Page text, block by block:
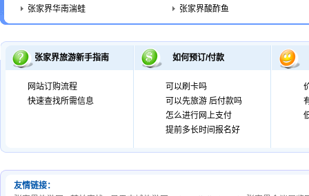
张家界华南湍蛙
张家界酸酢鱼
张家界旅游新手指南
网站订购流程
快速查找所需信息
如何预订/付款
可以刷卡吗
可以先旅游 后付款吗
怎么进行网上支付
提前多长时间报名好
友情链接：